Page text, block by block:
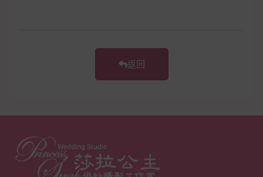
返回